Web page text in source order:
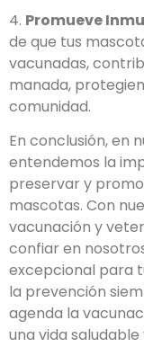
4. Promueve
de que tus
vacunadas,
manada,
comunidad.
En conclusión, en
entendemos la
preservar y
mascotas. Con
vacunación y
confiar en
excepcional para
la prevención
agenda la
una vida